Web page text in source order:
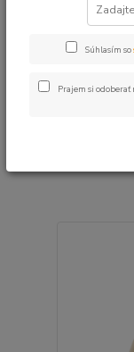
Záhradný
Súhlasím so
Prajem si